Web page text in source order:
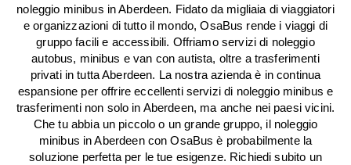
noleggio minibus in Aberdeen. Fidato da migliaia di viaggiatori
e organizzazioni di tutto il mondo, OsaBus rende i viaggi di
gruppo facili e accessibili. Offriamo servizi di noleggio
autobus, minibus e van con autista, oltre a trasferimenti
privati in tutta Aberdeen. La nostra azienda è in continua
espansione per offrire eccellenti servizi di noleggio minibus e
trasferimenti non solo in Aberdeen, ma anche nei paesi vicini.
Che tu abbia un piccolo o un grande gruppo, il noleggio
minibus in Aberdeen con OsaBus è probabilmente la
soluzione perfetta per le tue esigenze. Richiedi subito un